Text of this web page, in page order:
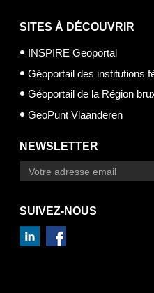
SITES À DÉCOUVRIR
INSPIRE Geoportal
Géoportail des institutions
Géoportail de la Région
GeoPunt Vlaanderen
NEWSLETTER
SUIVEZ-NOUS